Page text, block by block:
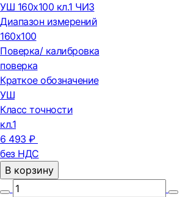
УШ 160х100 кл.1 ЧИЗ
Диапазон измерений
160х100
Поверка/ калибровка
поверка
Краткое обозначение
УШ
Класс точности
кл.1
6 493 ₽
без НДС
В корзину